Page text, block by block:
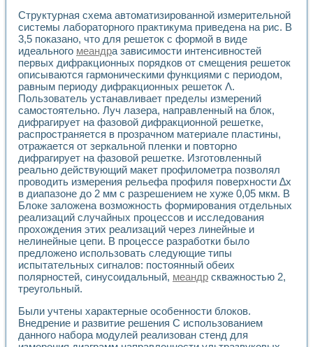
Исследование электромагнитных переходных процессов
Стенд для исследования электрических переходных
Автоматизация контроля сварных швов на базе
Измерительный контроль с применением
Моделирование надежности и эффективности систем
Лабораторные практикумы и учебные стенды
Автоматизация лабораторного стенда по измерению
Автоматизированные лабораторные комплексы для
Виртуальный прибор для исследования нелинейных
Использование виртуальных приборов в процесе
Использование программ ELECTRONICS WORKBENCH-
Лабораторный практикум по дисциплине «Цифровые
Лабораторный практикум по ИНС на основе LabVIEW
Лабораторный практикум по основам теории коммутации
Опыт использования NI LabVIEW для создания
Применение LabVIEW для исследования течения в
Создание виртуальной работы «Изучение магнитных
Обратный маятник
Устройство для изучения основ интерфейсов обмена по
Лабораторный практикум: изучение адиабатического
Стенд для исследования электрических переходных
Автоматизация лазерно-плазменных измерений с
Модельно-измерительный комплекс. Назначение. Состав.
Использование технологий NATIONAL INSTRUMENTS
Структурная схема автоматизированной измерительной
системы лабораторного практикума приведена на рис. В
3,5 показано, что для решеток с формой в виде
идеального меандра зависимости интенсивностей
первых дифракционных порядков от смещения решеток
описываются гармоническими функциями с периодом,
равным периоду дифракционных решеток Λ.
Пользователь устанавливает пределы измерений
самостоятельно. Луч лазера, направленный на блок,
дифрагирует на фазовой дифракционной решетке,
распространяется в прозрачном материале пластины,
отражается от зеркальной пленки и повторно
дифрагирует на фазовой решетке. Изготовленный
реально действующий макет профилометра позволял
проводить измерения рельефа профиля поверхности ∆х
в диапазоне до 2 мм с разрешением не хуже 0,05 мкм. В
Блоке заложена возможность формирования отдельных
реализаций случайных процессов и исследования
прохождения этих реализаций через линейные и
нелинейные цепи. В процессе разработки было
предложено использовать следующие типы
испытательных сигналов: постоянный обеих
полярностей, синусоидальный, меандр скважностью 2,
треугольный.
Были учтены характерные особенности блоков.
Внедрение и развитие решения С использованием
данного набора модулей реализован стенд для